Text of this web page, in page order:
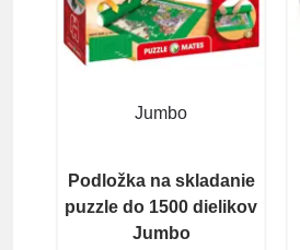
Jumbo
Podložka na skladanie
puzzle do 1500 dielikov
Jumbo